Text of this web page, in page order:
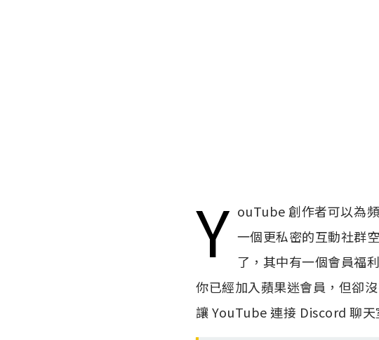
Y ouTube 創作者可以為
一個更私密的互動社群
了，其中有一個會員福
你已經加入蘋果迷會員，但卻
讓 YouTube 連接 Discord 聊天